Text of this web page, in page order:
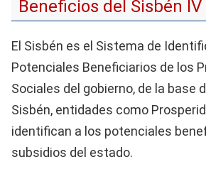
Beneficios del Sisbén
El Sisbén es el Sistema de
Potenciales Beneficiarios de los
Sociales del gobierno, de la base
Sisbén, entidades como
identifican a los potenciales
subsidios del estado.